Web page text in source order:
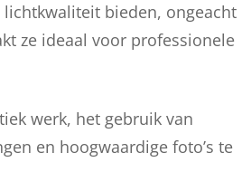
bieden, ongeacht
ze ideaal voor professionele
werk, het gebruik van
en hoogwaardige foto’s te